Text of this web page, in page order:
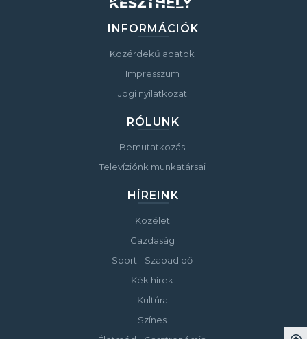
INFORMÁCIÓK
Közérdekű adatok
Impresszum
Jogi nyilatkozat
RÓLUNK
Bemutatkozás
Televíziónk munkatársai
HÍREINK
Közélet
Gazdaság
Sport - Szabadidő
Kék hírek
Kultúra
Színes